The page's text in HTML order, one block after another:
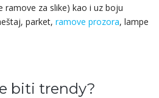
ramove za slike) kao i uz boju
parket, ramove prozora, lampe
biti trendy?